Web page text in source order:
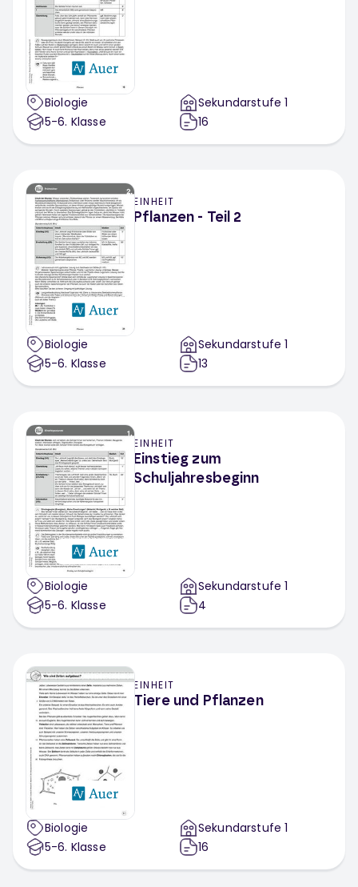
Biologie
5-6. Klasse
Sekundarstufe 1
16
EINHEIT
Pflanzen - Teil 2
Biologie
5-6. Klasse
Sekundarstufe 1
13
EINHEIT
Einstieg zum
Schuljahresbeginn
Biologie
5-6. Klasse
Sekundarstufe 1
4
EINHEIT
Tiere und Pflanzen
Biologie
5-6. Klasse
Sekundarstufe 1
16